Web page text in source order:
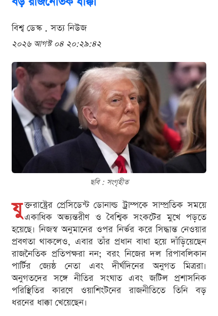
বিশ্ব ডেস্ক . সত্য নিউজ
২০২৬ আগস্ট ০৪ ২০:২৯:৪২
ছবি : সংগৃহীত
যু ক্তরাষ্ট্রের প্রেসিডেন্ট ডোনাল্ড ট্রাম্পকে সাম্প্রতিক সময়ে
একাধিক অভ্যন্তরীণ ও বৈশ্বিক সংকটের মুখে পড়তে
হয়েছে। নিজস্ব অনুমানের ওপর নির্ভর করে সিদ্ধান্ত নেওয়ার
প্রবণতা থাকলেও, এবার তাঁর প্রধান বাধা হয়ে দাঁড়িয়েছেন
রাজনৈতিক প্রতিপক্ষরা নন; বরং নিজের দল রিপাবলিকান
পার্টির জ্যেষ্ঠ নেতা এবং দীর্ঘদিনের অনুগত মিত্ররা।
অনুগতদের সঙ্গে নীতির সংঘাত এবং জটিল প্রশাসনিক
পরিস্থিতির কারণে ওয়াশিংটনের রাজনীতিতে তিনি বড়
ধরনের ধাক্কা খেয়েছেন।